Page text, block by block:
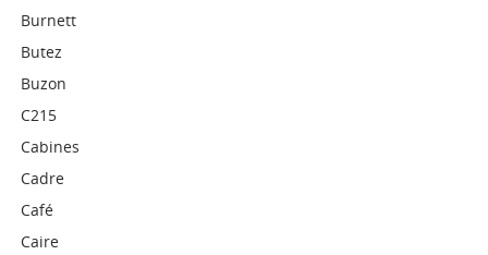
Burnett
Butez
Buzon
C215
Cabines
Cadre
Café
Caire